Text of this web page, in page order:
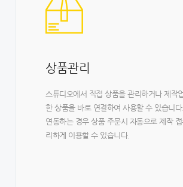
상품관리
스튜디오에서 직접 상품을 관리하거나 제작
한 상품을 바로 연결하여 사용할 수 있습니
연동하는 경우 상품 주문시 자동으로 제작
리하게 이용할 수 있습니다.